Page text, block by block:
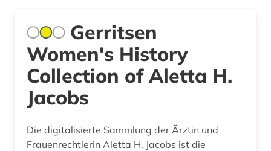
Gerritsen
Women's History
Collection of Aletta H.
Jacobs
Die digitalisierte Sammlung der Ärztin und
Frauenrechtlerin Aletta H. Jacobs ist die